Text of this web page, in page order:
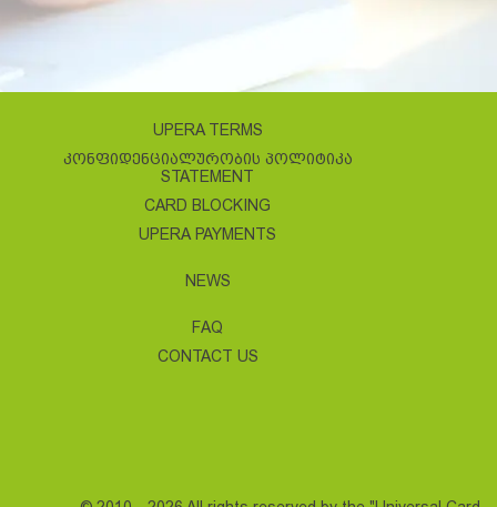
UPERA TERMS
ᲙᲝᲜᲤᲘᲓᲔᲜᲪᲘᲐᲚᲣᲠᲝᲑᲘᲡ ᲞᲝᲚᲘᲢᲘᲙᲐ
STATEMENT
CARD BLOCKING
UPERA PAYMENTS
NEWS
FAQ
CONTACT US